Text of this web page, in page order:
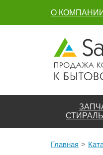
О КОМПАНИИ
Главная